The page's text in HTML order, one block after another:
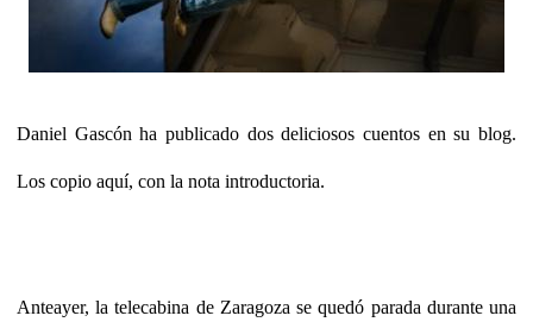
Daniel Gascón ha publicado dos deliciosos cuentos en su blog.
Los copio aquí, con la nota introductoria.
Anteayer,la telecabina de Zaragoza se quedó parada durante una